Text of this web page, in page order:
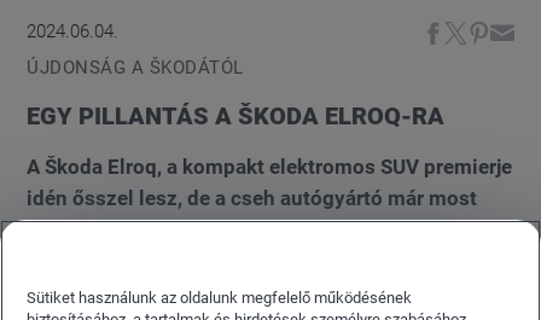
2024.06.04.
ÚJDONSÁG A ŠKODÁTÓL
EGY PILLANTÁS A ŠKODA ELROQ-RA
A Škoda Elroq, a kompakt elektromos SUV premierje
idén ősszel lesz, de a cseh autógyártó már most
elkezdett bepillantást nyújtani a külsejébe és
Sütiket használunk az oldalunk megfelelő működésének